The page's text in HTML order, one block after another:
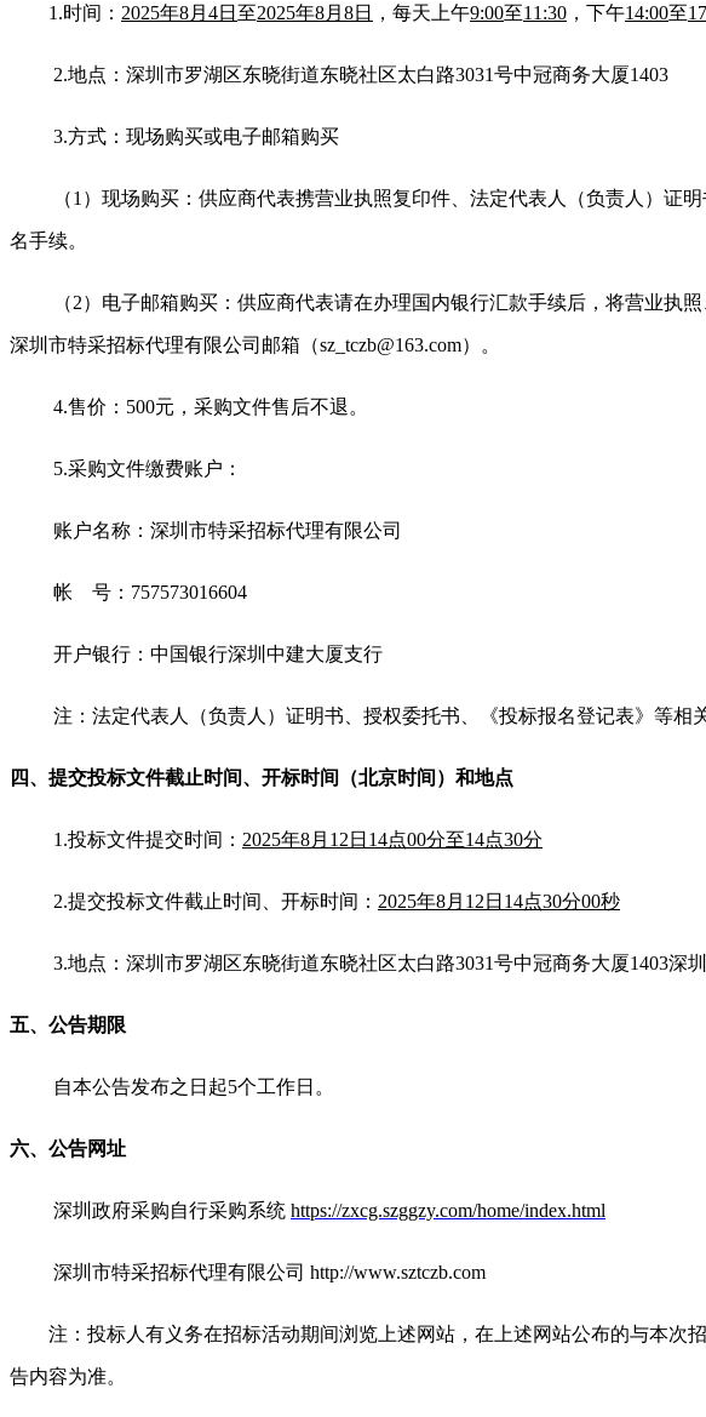
1.时间： 2025年8月4日 至2025年8月8日 ，每天上午9:00至11:30 ，下午14:00至
2.地点：深圳市罗湖区东晓街道东晓社区太白路3031号中冠商务大厦1403
3.方式：现场购买或电子邮箱购买
（1）现场购买：供应商代表携营业执照复印件、法定代表人（负责人）
名手续。
（2）电子邮箱购买：供应商代表请在办理国内银行汇款手续后，将营业
深圳市特采招标代理有限公司邮箱（sz_tczb@163.com）。
4.售价：500元，采购文件售后不退。
5.采购文件缴费账户：
账户名称：深圳市特采招标代理有限公司
帐 号：757573016604
开户银行：中国银行深圳中建大厦支行
注：法定代表人（负责人）证明书、授权委托书、《投标报名登记表》等相
四、提交投标文件截止时间、开标时间 （北京时间） 和地点
1.投标文件提交时间： 2025年8月12日14点00分至14点30分
2.提交投标文件截止时间 、开标时间： 2025年8月12日14点30分00秒
3.地点：深圳市罗湖区东晓街道东晓社区太白路3031号中冠商务大厦1403深
五、公告期限
自本公告发布之日起5个工作日。
六、公告网址
深圳政府采购自行采购系统 https://zxcg.szggzy.com/home/index.html
深圳市特采招标代理有限公司 http://www.sztczb.com
注：投标人有义务在招标活动期间浏览上述网站，在上述网站公布的与本
告内容为准。